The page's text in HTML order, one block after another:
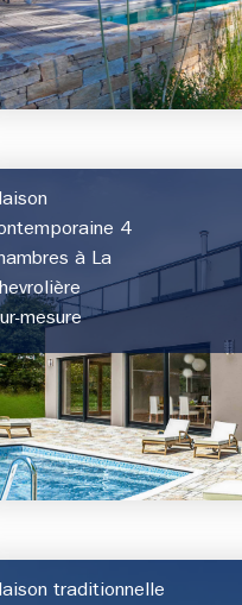
4
à La
mesure
traditionnelle